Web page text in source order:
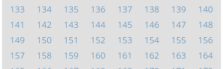
133
134 135 136 137 138 139
140
141
142 143 144 145 146 147
148
149
150 151 152 153 154 155
156
157
158 159 160 161 162 163
164